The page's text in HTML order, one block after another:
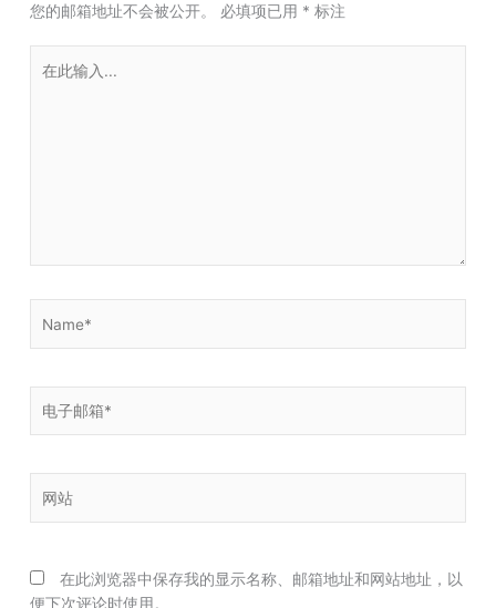
您的邮箱地址不会被公开。 必填项已用 * 标注
箱
站
在此浏览器中保存我的显示名称、邮箱地址和网站地址，以
便下次评论时使用。